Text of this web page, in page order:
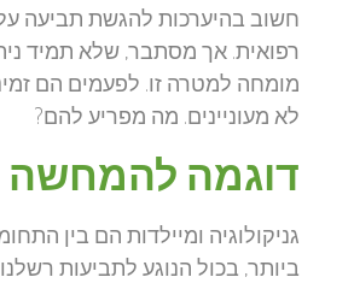
חשוב בהיערכות להגשת תביעה על
רפואית. אך מסתבר, שלא תמיד
מומחה למטרה זו. לפעמים הם
לא מעוניינים. מה מפריע להם?
דוגמה להמחשה
גניקולוגיה ומיילדות הם בין
ביותר, בכול הנוגע לתביעות